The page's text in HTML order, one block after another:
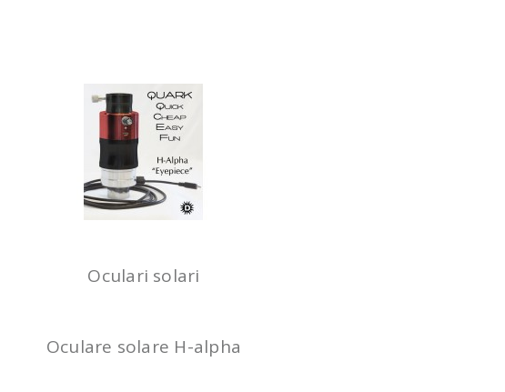
MONTATURA ARMONICA CON
Oculari solari
Oculare solare H-alpha